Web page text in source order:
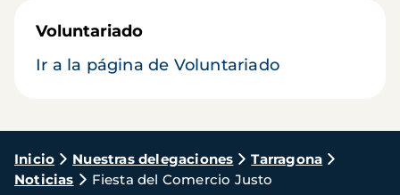
Voluntariado
Ir a la página de Voluntariado
Ruta
de
Inicio Nuestras delegaciones
Tarragona
Noticias
Fiesta del Comercio Justo